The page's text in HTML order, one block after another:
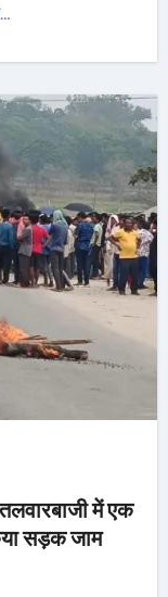
में एक
सड़क जाम